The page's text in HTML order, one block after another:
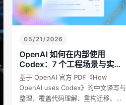
05/21/2026
OpenAI 如何在内部使用
Codex：7 个工程场景与实践
方法
基于 OpenAI 官方 PDF《How
OpenAI uses Codex》的中文译写与
整理，覆盖代码理解、重构迁移、性